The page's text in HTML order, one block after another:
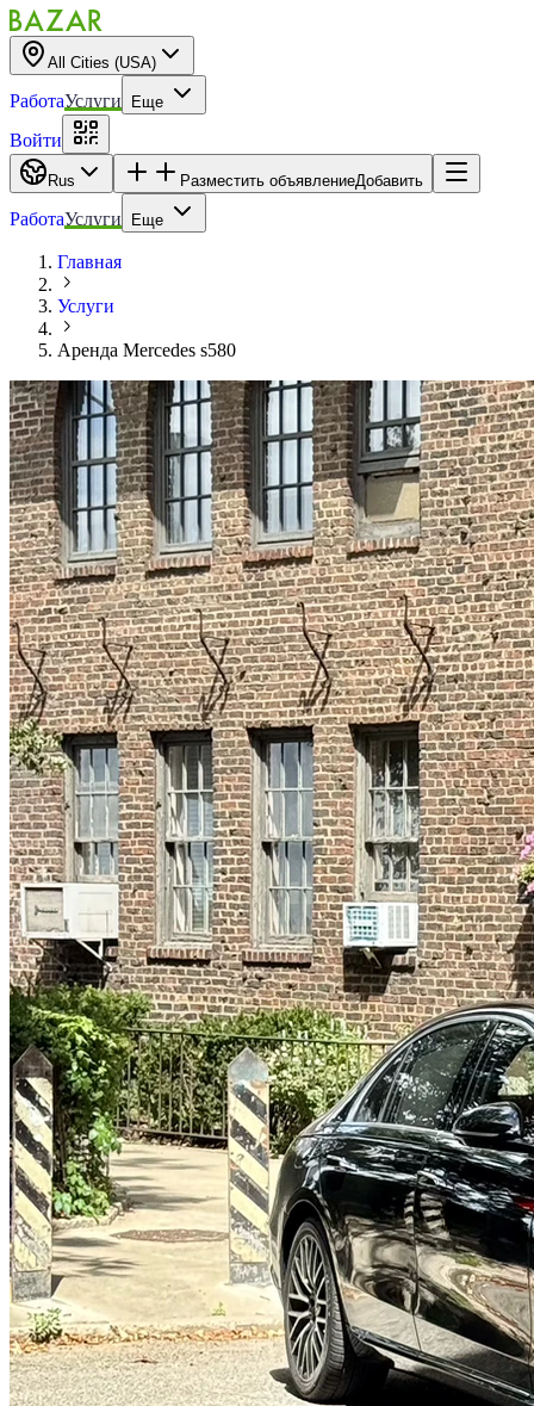
All Cities (USA)
РаботаУслуги Еще
Войти
Rus Разместить объявлениеДобавить
РаботаУслуги Еще
Главная
Услуги
Аренда Mercedes s580